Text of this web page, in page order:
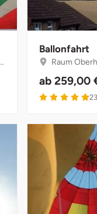
Ballonfahrt
Raum
ab 259,00
23